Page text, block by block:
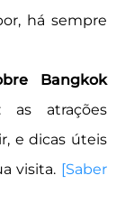
há sempre
Bangkok
as atrações
e dicas úteis
visita. [Saber